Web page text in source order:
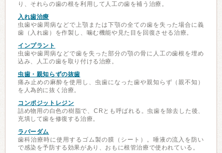
り、それらの歯の根を利用して人工の歯を補う治療。
入れ歯治療
虫歯や歯周病などで上顎または下顎の全ての歯を失った場合に義
歯（入れ歯）を作製し、噛む機能や見た目を回復させる治療。
インプラント
虫歯や歯周病などで歯を失った部分の顎の骨に人工の歯根を埋め
込み、人工の歯を取り付ける治療。
虫歯・親知らずの抜歯
痛み止めの麻酔を使用し、虫歯になった歯や親知らず（親不知）
を人為的に抜く治療。
コンポジットレジン
詰め物用の白色の樹脂で、CRとも呼ばれる。虫歯を除去した後、
充填して歯を修復する治療。
ラバーダム
歯科治療時に使用するゴム製の膜（シート）。唾液の流入を防い
で感染を予防する効果があり、おもに根管治療で使われている。